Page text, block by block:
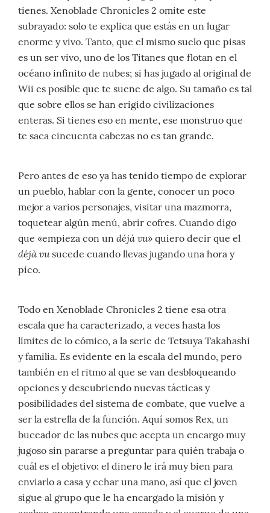
tienes. Xenoblade Chronicles 2 omite este
subrayado: solo te explica que estás en un lugar
enorme y vivo. Tanto, que el mismo suelo que pisas
es un ser vivo, uno de los Titanes que flotan en el
océano infinito de nubes; si has jugado al original de
Wii es posible que te suene de algo. Su tamaño es tal
que sobre ellos se han erigido civilizaciones
enteras. Si tienes eso en mente, ese monstruo que
te saca cincuenta cabezas no es tan grande.
Pero antes de eso ya has tenido tiempo de explorar
un pueblo, hablar con la gente, conocer un poco
mejor a varios personajes, visitar una mazmorra,
toquetear algún menú, abrir cofres. Cuando digo
que «empieza con un déjà vu» quiero decir que el
déjà vusucede cuando llevas jugando una hora y
pico.
Todo en Xenoblade Chronicles 2 tiene esa otra
escala que ha caracterizado, a veces hasta los
límites de lo cómico, a la serie de Tetsuya Takahashi
y familia. Es evidente en la escala del mundo, pero
también en el ritmo al que se van desbloqueando
opciones y descubriendo nuevas tácticas y
posibilidades del sistema de combate, que vuelve a
ser la estrella de la función. Aquí somos Rex, un
buceador de las nubes que acepta un encargo muy
jugoso sin pararse a preguntar para quién trabaja o
cuál es el objetivo: el dinero le irá muy bien para
enviarlo a casa y echar una mano, así que el joven
sigue al grupo que le ha encargado la misión y